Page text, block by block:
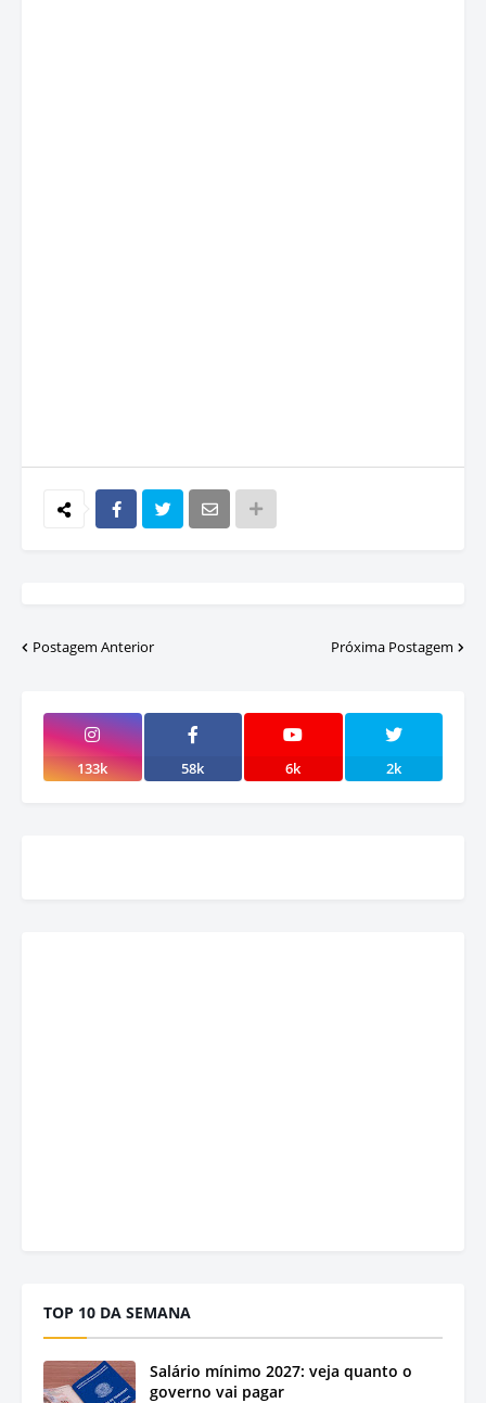
Postagem Anterior Próxima Postagem
133k 58k 6k 2k
TOP 10 DA SEMANA
Salário mínimo 2027: veja quanto o
governo vai pagar